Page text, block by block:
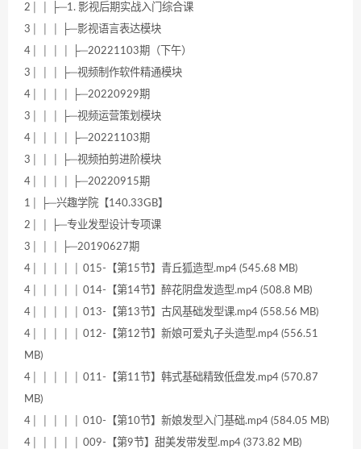
2│ │ ├─1. 影视后期实战入门综合课
3│ │ │ ├─影视语言表达模块
4│ │ │ │ ├─20221103期（下午）
3│ │ │ ├─视频制作软件精通模块
4│ │ │ │ ├─20220929期
3│ │ │ ├─视频运营策划模块
4│ │ │ │ ├─20221103期
3│ │ │ ├─视频拍剪进阶模块
4│ │ │ │ ├─20220915期
1│ ├─兴趣学院【140.33GB】
2│ │ ├─专业发型设计专项课
3│ │ │ ├─20190627期
4│ │ │ │ │ 015-【第15节】青丘狐造型.mp4 (545.68 MB)
4│ │ │ │ │ 014-【第14节】醉花阴盘发造型.mp4 (508.8 MB)
4│ │ │ │ │ 013-【第13节】古风基础发型课.mp4 (558.56 MB)
4│ │ │ │ │ 012-【第12节】新娘可爱丸子头造型.mp4 (556.51
MB)
4│ │ │ │ │ 011-【第11节】韩式基础精致低盘发.mp4 (570.87
MB)
4│ │ │ │ │ 010-【第10节】新娘发型入门基础.mp4 (584.05 MB)
4│ │ │ │ │ 009-【第9节】甜美发带发型.mp4 (373.82 MB)